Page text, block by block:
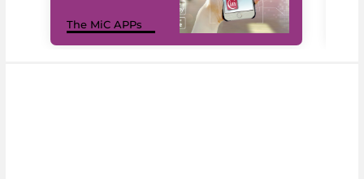
The MiC APPs